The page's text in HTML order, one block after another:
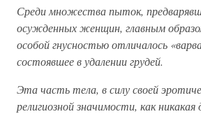
Среди множества пыток,
осужденных женщин, главным
особой гнусностью отличалось
состоявшее в удалении грудей.
Эта часть тела, в силу своей
религиозной значимости, как никакая